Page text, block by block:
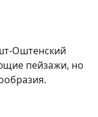
Оштенский
пейзажи, но